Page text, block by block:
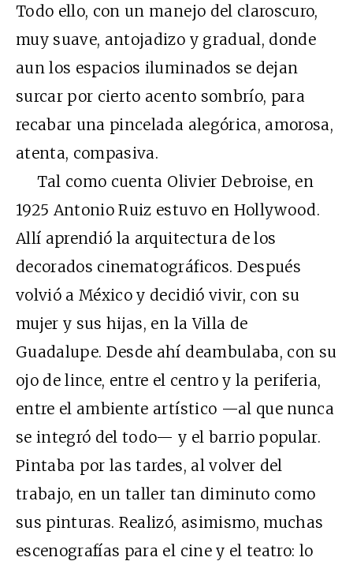
Todo ello, con un manejo del claroscuro,
muy suave, antojadizo y gradual, donde
aun los espacios iluminados se dejan
surcar por cierto acento sombrío, para
recabar una pincelada alegórica, amorosa,
atenta, compasiva.
Tal como cuenta Olivier Debroise, en
1925 Antonio Ruiz estuvo en Hollywood.
Allí aprendió la arquitectura de los
decorados cinematográficos. Después
volvió a México y decidió vivir, con su
mujer y sus hijas, en la Villa de
Guadalupe. Desde ahí deambulaba, con su
ojo de lince, entre el centro y la periferia,
entre el ambiente artístico —al que nunca
se integró del todo— y el barrio popular.
Pintaba por las tardes, al volver del
trabajo, en un taller tan diminuto como
sus pinturas. Realizó, asimismo, muchas
escenografías para el cine y el teatro: lo